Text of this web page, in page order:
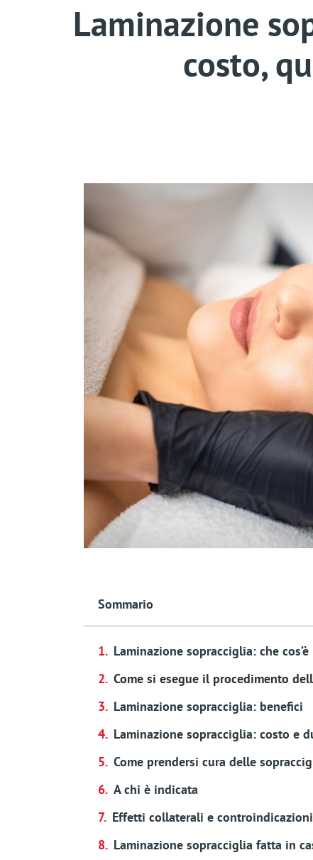
Laminazione
costo,
Sommario
Laminazione sopracciglia: che cos’è
Come si esegue il procedimento
Laminazione sopracciglia: benefici
Laminazione sopracciglia: costo e
Come prendersi cura delle
A chi è indicata
Effetti collaterali e controindicazioni
Laminazione sopracciglia fatta in